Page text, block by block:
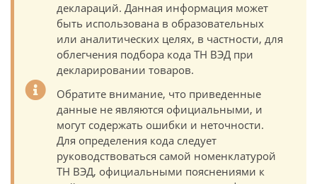
деклараций. Данная информация может
быть использована в образовательных
или аналитических целях, в частности, для
облегчения подбора кода ТН ВЭД при
декларировании товаров.
Обратите внимание, что приведенные
данные не являются официальными, и
могут содержать ошибки и неточности.
Для определения кода следует
руководствоваться самой номенклатурой
ТН ВЭД, официальными пояснениями к